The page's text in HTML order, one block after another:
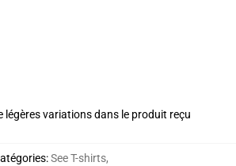
variations dans le produit reçu
:See T-shirts,